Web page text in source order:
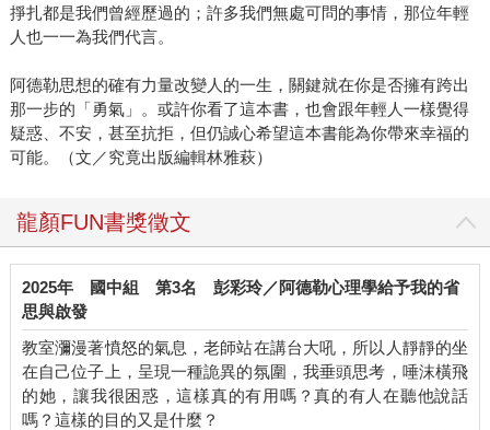
掙扎都是我們曾經歷過的；許多我們無處可問的事情，那位年輕
人也一一為我們代言。
阿德勒思想的確有力量改變人的一生，關鍵就在你是否擁有跨出
那一步的「勇氣」。或許你看了這本書，也會跟年輕人一樣覺得
疑惑、不安，甚至抗拒，但仍誠心希望這本書能為你帶來幸福的
可能。（文／究竟出版編輯林雅萩）
龍顏FUN書獎徵文
2025年 國中組 第3名 彭彩玲／阿德勒心理學給予我的省
思與啟發
教室瀰漫著憤怒的氣息，老師站在講台大吼，所以人靜靜的坐
在自己位子上，呈現一種詭異的氛圍，我垂頭思考，唾沫橫飛
的她，讓我很困惑，這樣真的有用嗎？真的有人在聽他說話
嗎？這樣的目的又是什麼？